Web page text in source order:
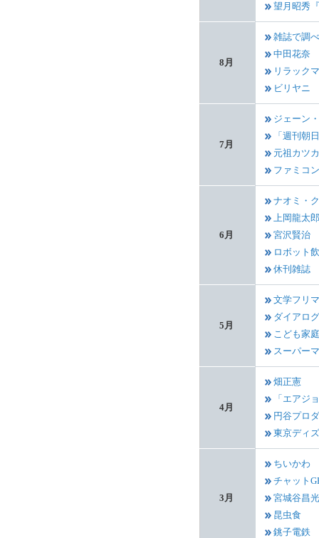
望月昭秀
8月
雑誌で調
中田花奈
リラックマ
ビリヤニ
7月
ジェーン
「週刊朝
元祖カツ
ファミコ
6月
ナオミ・
上岡龍太郎
宮沢賢治
ロボット
休刊雑誌
5月
文学フリマ
ダイアロ
こども家
スーパー
4月
畑正憲
「エアジ
円谷プロ
東京ディ
3月
ちいかわ
チャット
宮城谷昌光
昆虫食
銚子電鉄